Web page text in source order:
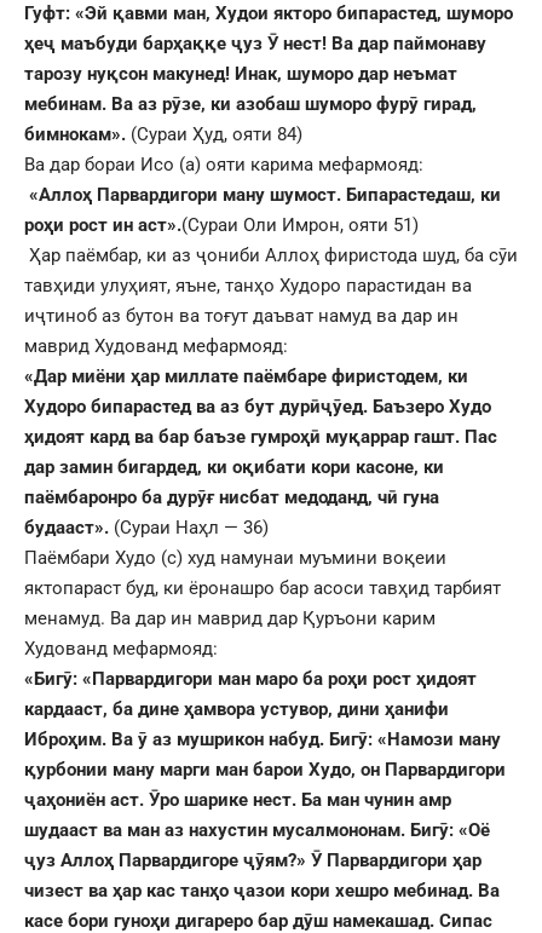
Гуфт: «Эй қавми ман, Худои якторо бипарастед, шуморо
ҳеҷ маъбуди барҳаққе ҷуз Ӯ нест! Ва дар паймонаву
тарозу нуқсон макунед! Инак, шуморо дар неъмат
мебинам. Ва аз рӯзе, ки азобаш шуморо фурӯ гирад,
бимнокам». (Сураи Ҳуд, ояти 84)
Ва дар бораи Исо (а) ояти карима мефармояд:
«Аллоҳ Парвардигори ману шумост. Бипарастедаш, ки
роҳи рост ин аст».(Сураи Оли Имрон, ояти 51)
Ҳар паёмбар, ки аз ҷониби Аллоҳ фиристода шуд, ба сӯи
тавҳиди улуҳият, яъне, танҳо Худоро парастидан ва
иҷтиноб аз бутон ва тоғут даъват намуд ва дар ин
маврид Худованд мефармояд:
«Дар миёни ҳар миллате паёмбаре фиристодем, ки
Худоро бипарастед ва аз бут дурӣҷӯед. Баъзеро Худо
ҳидоят кард ва бар баъзе гумроҳӣ муқаррар гашт. Пас
дар замин бигардед, ки оқибати кори касоне, ки
паёмбаронро ба дурӯғнисбат медоданд, чӣ гуна
будааст». (Сураи Наҳл — 36)
Паёмбари Худо (с) худ намунаи муъмини воқеии
яктопараст буд, ки ёронашро бар асоси тавҳид тарбият
менамуд. Ва дар ин маврид дар Қуръони карим
Худованд мефармояд:
«Бигӯ: «Парвардигори ман маро ба роҳи рост ҳидоят
кардааст, ба дине ҳамвора устувор, дини ҳанифи
Иброҳим. Ва ӯ аз мушрикон набуд. Бигӯ: «Намози ману
қурбонии ману марги ман барои Худо, он Парвардигори
ҷаҳониён аст. Ӯро шарике нест. Ба ман чунин амр
шудааст ва ман аз нахустин мусалмононам. Бигӯ: «Оё
ҷуз Аллоҳ Парвардигоре ҷӯям?» Ӯ Парвардигори ҳар
чизест ва ҳар кас танҳо ҷазои кори хешро мебинад. Ва
касе бори гуноҳи дигареро бар дӯш намекашад. Сипас